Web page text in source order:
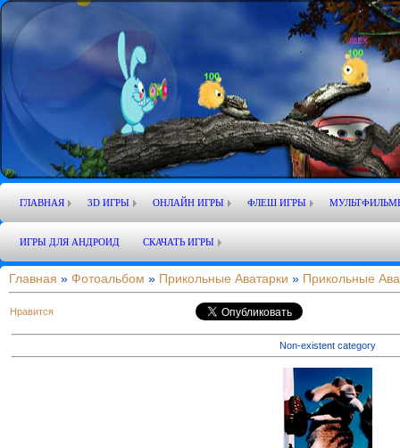
ГЛАВНАЯ 3D ИГРЫ ОНЛАЙН ИГРЫ ФЛЕШ ИГРЫ
ИГРЫ ДЛЯ АНДРОИД СКАЧАТЬ ИГРЫ
Главная » Фотоальбом » Прикольные Аватарки » Прикольные
Нравится
Non-existent category